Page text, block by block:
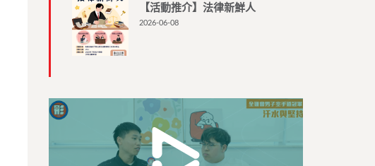
【活動推介】法律新鮮人
2026-06-08